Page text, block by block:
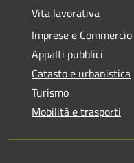
Vita lavorativa
Imprese e Commercio
Appalti pubblici
Catasto e urbanistica
Turismo
Mobilità e trasporti